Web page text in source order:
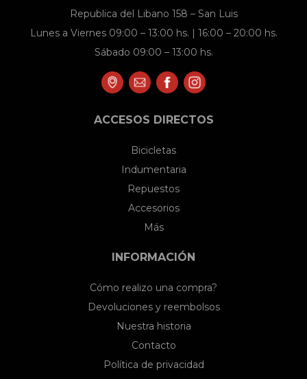
Republica del Libano 158 – San Luis
Lunes a Viernes 09:00 – 13:00 hs. | 16:00 – 20:00 hs.
Sábado 09:00 – 13:00 hs.
ACCESOS DIRECTOS
Bicicletas
Indumentaria
Repuestos
Accesorios
Más
INFORMACIÓN
Cómo realizo una compra?
Devoluciones y reembolsos
Nuestra historia
Contacto
Política de privacidad